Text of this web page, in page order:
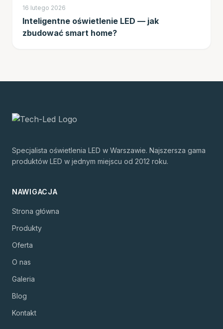
16 lutego 2026
Inteligentne oświetlenie LED — jak
zbudować smart home?
Specjalista oświetlenia LED w Warszawie. Najszersza gama
produktów LED w jednym miejscu od 2012 roku.
NAWIGACJA
Strona główna
Produkty
Oferta
O nas
Galeria
Blog
Kontakt